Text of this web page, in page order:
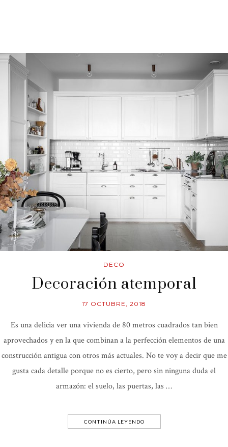
DECO
Decoración atemporal
17 OCTUBRE, 2018
Es una delicia ver una vivienda de 80 metros cuadrados tan bien
aprovechados y en la que combinan a la perfección elementos de una
construcción antigua con otros más actuales. No te voy a decir que me
gusta cada detalle porque no es cierto, pero sin ninguna duda el
armazón: el suelo, las puertas, las …
CONTINÚA LEYENDO